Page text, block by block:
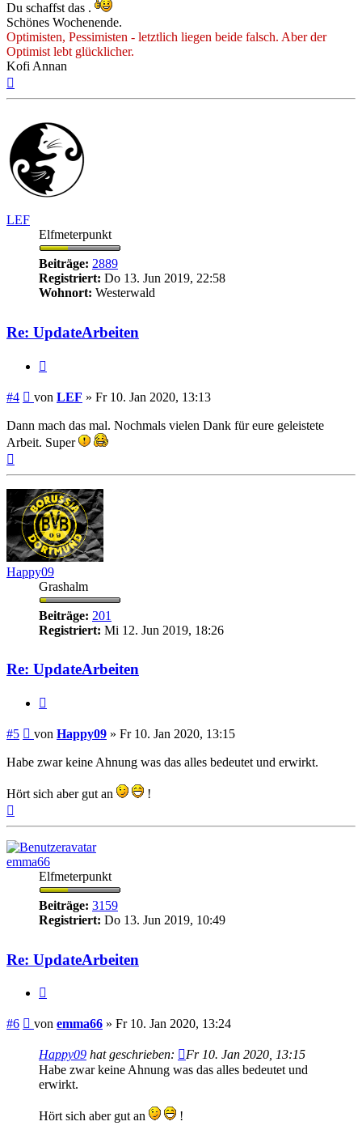
Du schaffst das .
Schönes Wochenende.
Optimisten, Pessimisten - letztlich liegen beide falsch. Aber der
Optimist lebt glücklicher.
Kofi Annan
LEF
Elfmeterpunkt
Beiträge: 2889
Registriert: Do 13. Jun 2019, 22:58
Wohnort: Westerwald
Re: UpdateArbeiten
#4 Beitrag
von LEF » Fr 10. Jan 2020, 13:13
Dann mach das mal. Nochmals vielen Dank für eure geleistete
Arbeit. Super
Happy09
Grashalm
Beiträge: 201
Registriert: Mi 12. Jun 2019, 18:26
Re: UpdateArbeiten
#5 Beitrag
von Happy09 » Fr 10. Jan 2020, 13:15
Habe zwar keine Ahnung was das alles bedeutet und erwirkt.
Hört sich aber gut an
!
emma66
Elfmeterpunkt
Beiträge: 3159
Registriert: Do 13. Jun 2019, 10:49
Re: UpdateArbeiten
#6 Beitrag
von emma66 » Fr 10. Jan 2020, 13:24
Happy09 hat geschrieben:
Fr 10. Jan 2020, 13:15
Habe zwar keine Ahnung was das alles bedeutet und
erwirkt.
Hört sich aber gut an !